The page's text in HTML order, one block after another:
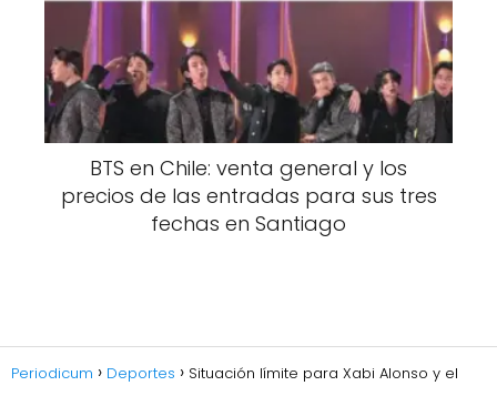
BTS en Chile: venta general y los
precios de las entradas para sus tres
fechas en Santiago
Periodicum Deportes
Situación límite para Xabi Alonso y el